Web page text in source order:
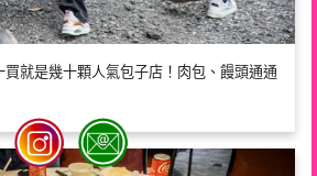
就是幾十顆人氣包子店！肉包、饅頭通通